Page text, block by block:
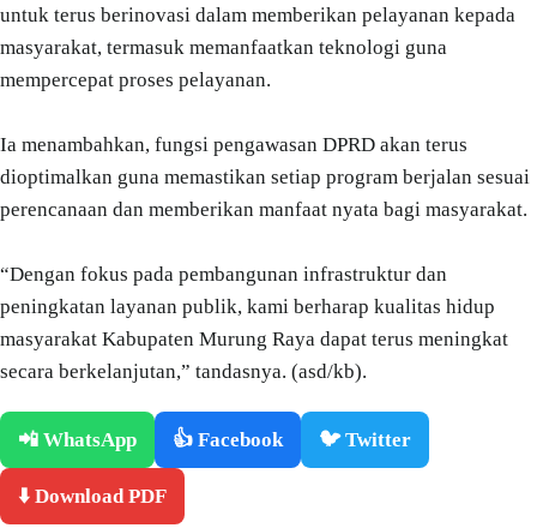
untuk terus berinovasi dalam memberikan pelayanan kepada
masyarakat, termasuk memanfaatkan teknologi guna
mempercepat proses pelayanan.
Ia menambahkan, fungsi pengawasan DPRD akan terus
dioptimalkan guna memastikan setiap program berjalan sesuai
perencanaan dan memberikan manfaat nyata bagi masyarakat.
“Dengan fokus pada pembangunan infrastruktur dan
peningkatan layanan publik, kami berharap kualitas hidup
masyarakat Kabupaten Murung Raya dapat terus meningkat
secara berkelanjutan,” tandasnya. (asd/kb).
📲 WhatsApp 👍 Facebook 🐦 Twitter
⬇️ Download PDF